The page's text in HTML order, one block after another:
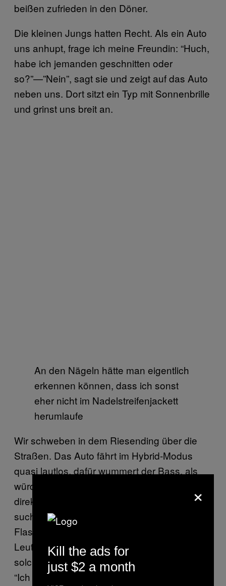
beißen zufrieden in den Döner.
Die kleinen Jungs hatten Recht. Als ein Auto
uns anhupt, frage ich meine Freundin: “Huch,
habe ich jemanden geschnitten oder
so?”—”Nein”, sagt sie und zeigt auf das Auto
neben uns. Dort sitzt ein Typ mit Sonnenbrille
und grinst uns breit an.
An den Nägeln hätte man eigentlich
erkennen können, dass ich sonst
eher nicht im Nadelstreifenjackett
herumlaufe
Wir schweben in dem Riesending über die
Straßen. Das Auto fährt im Hybrid-Modus
quasi lautlos, dafür wummert der Bass, als
würde man bei einem
direkt vor den Boxen stehen. An einer Ecke
sucht ein alter Mann in einem Mistkübel nach
Flaschen. “Es ist so absurd, dass manche
Leute in unserem Alter wirklich schon in
solchen Karren fahren”, sagt meine Freundin.
“Ich kann mir schon vorstellen, wie man darin
×
Kill the ads for
just $2 a month